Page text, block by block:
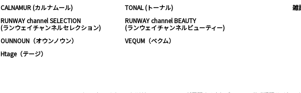
CALNAMUR (カルナムール)
TONAL (トーナル)
RUNWAY channel SELECTION
(ランウェイチャンネルセレクション)
RUNWAY channel BEAUTY
(ランウェイチャンネルビューティー)
OUNNOUN（オウンノウン）
VEQUM（ベクム）
Htage（テージ）
雑